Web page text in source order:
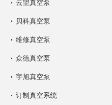
云望真空泵
贝科真空泵
维修真空泵
众德真空泵
宇旭真空泵
订制真空系统